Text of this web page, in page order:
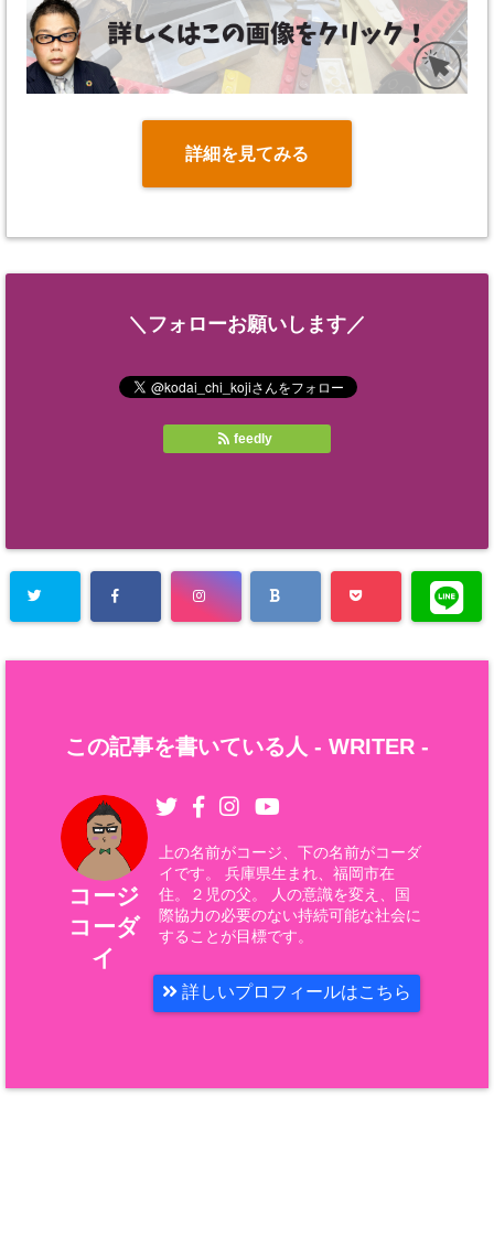
詳細を見てみる
＼フォローお願いします／
feedly
この記事を書いている人 - WRITER -
コージ
コーダ
イ
上の名前がコージ、下の名前がコーダ
イです。 兵庫県生まれ、福岡市在
住。２児の父。 人の意識を変え、国
際協力の必要のない持続可能な社会に
することが目標です。
詳しいプロフィールはこちら